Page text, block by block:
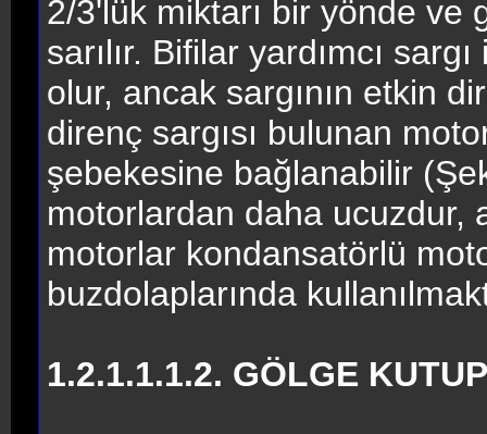
2/3'lük miktarı bir yönde ve
sarılır. Bifilar yardımcı
olur, ancak sargının etkin
direnç sargısı bulunan
şebekesine bağlanabilir
motorlardan daha ucuzdur,
motorlar kondansatörlü
buzdolaplarında
1.2.1.1.1.2. GÖLGE